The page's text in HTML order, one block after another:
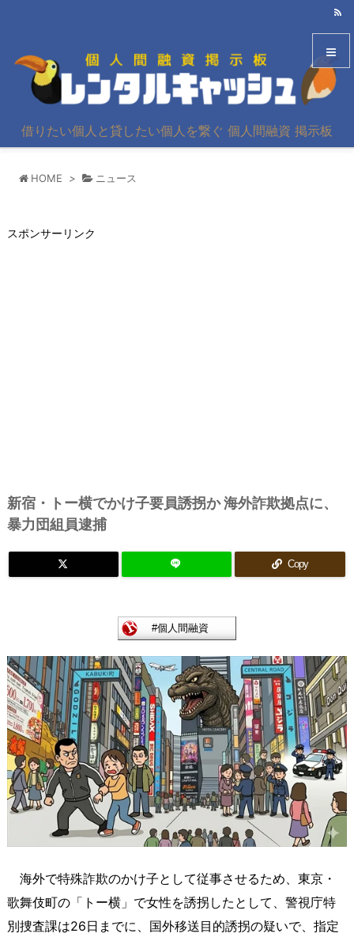
借りたい個人と貸したい個人を繋ぐ 個人間融資 掲示板
HOME > ニュース
スポンサーリンク
新宿・トー横でかけ子要員誘拐か 海外詐欺拠点に、
暴力団組員逮捕
Copy
海外で特殊詐欺のかけ子として従事させるため、東京・
歌舞伎町の「トー横」で女性を誘拐したとして、警視庁特
別捜査課は26日までに、国外移送目的誘拐の疑いで、指定